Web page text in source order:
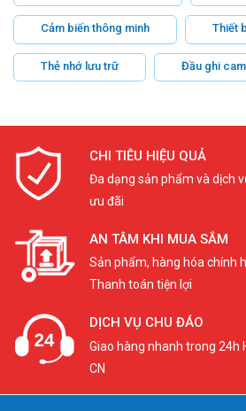
Cảm biến thông minh Thiết
Thẻ nhớ lưu trữ Đầu ghi
CHI TIÊU HIỆU QUẢ
Đa dạng sản phẩm và dịch
ưu đãi
AN TÂM KHI MUA SẮM
Sản phẩm, hàng hóa chính
Thanh toán tiện lợi
DỊCH VỤ CHU ĐÁO
Giao hàng nhanh trong 24h
CN